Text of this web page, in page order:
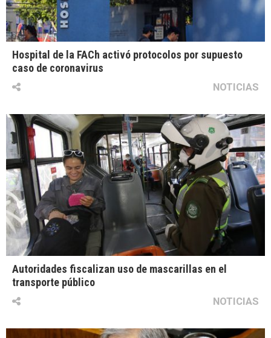
Hospital de la FACh activó protocolos por supuesto
caso de coronavirus
NOTICIAS
Autoridades fiscalizan uso de mascarillas en el
transporte público
NOTICIAS